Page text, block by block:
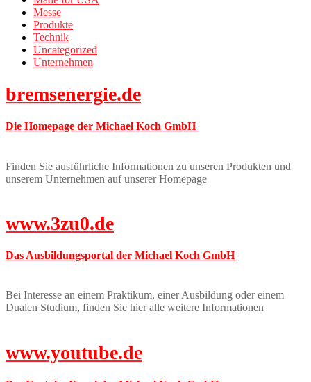
Messe
Produkte
Technik
Uncategorized
Unternehmen
bremsenergie.de
Die Homepage der Michael Koch GmbH
Finden Sie ausführliche Informationen zu unseren Produkten und
unserem Unternehmen auf unserer Homepage
www.3zu0.de
Das Ausbildungsportal der Michael Koch GmbH
Bei Interesse an einem Praktikum, einer Ausbildung oder einem
Dualen Studium, finden Sie hier alle weitere Informationen
www.youtube.de